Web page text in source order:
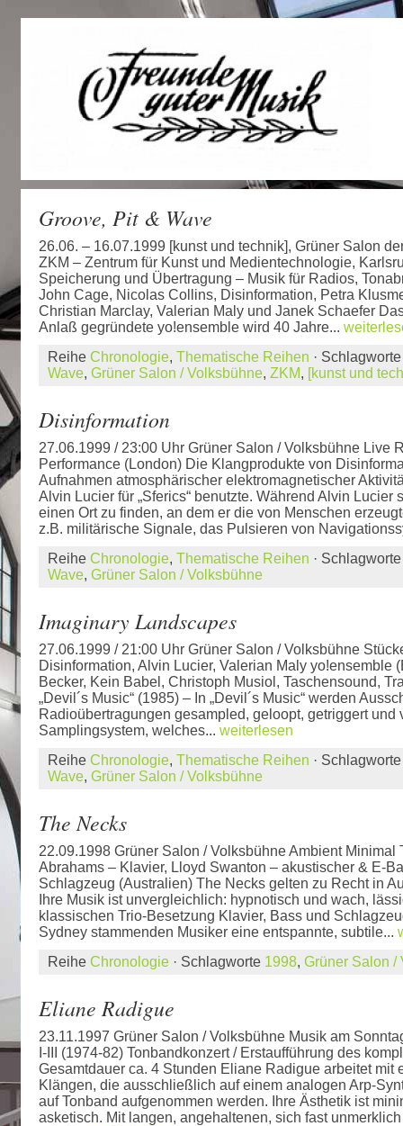
Groove, Pit & Wave
26.06. – 16.07.1999 [kunst und technik], Grüner Salon
ZKM – Zentrum für Kunst und Medientechnologie,
Speicherung und Übertragung – Musik für Radios,
John Cage, Nicolas Collins, Disinformation, Petra
Christian Marclay, Valerian Maly und Janek Schaefer
Anlaß gegründete yo!ensemble wird 40 Jahre...
Reihe Chronologie, Thematische Reihen ·
Wave, Grüner Salon / Volksbühne, ZKM, [kunst und
Disinformation
27.06.1999 / 23:00 Uhr Grüner Salon / Volksbühne Live
Performance (London) Die Klangprodukte von
Aufnahmen atmosphärischer elektromagnetischer
Alvin Lucier für „Sferics“ benutzte. Während Alvin Lucier
einen Ort zu finden, an dem er die von Menschen
z.B. militärische Signale, das Pulsieren von
Reihe Chronologie, Thematische Reihen ·
Wave, Grüner Salon / Volksbühne
Imaginary Landscapes
27.06.1999 / 21:00 Uhr Grüner Salon / Volksbühne
Disinformation, Alvin Lucier, Valerian Maly yo!ensemble
Becker, Kein Babel, Christoph Musiol, Taschensound,
„Devil´s Music“ (1985) – In „Devil´s Music“ werden
Radioübertragungen gesampled, geloopt, getriggert und
Samplingsystem, welches... weiterlesen
Reihe Chronologie, Thematische Reihen ·
Wave, Grüner Salon / Volksbühne
The Necks
22.09.1998 Grüner Salon / Volksbühne Ambient Minimal
Abrahams – Klavier, Lloyd Swanton – akustischer & E-
Schlagzeug (Australien) The Necks gelten zu Recht in
Ihre Musik ist unvergleichlich: hypnotisch und wach,
klassischen Trio-Besetzung Klavier, Bass und
Sydney stammenden Musiker eine entspannte, subtile...
Reihe Chronologie · Schlagworte 1998, Grüner Salon /
Eliane Radigue
23.11.1997 Grüner Salon / Volksbühne Musik am
I-III (1974-82) Tonbandkonzert / Erstaufführung des
Gesamtdauer ca. 4 Stunden Eliane Radigue arbeitet mit
Klängen, die ausschließlich auf einem analogen Arp-
auf Tonband aufgenommen werden. Ihre Ästhetik ist
asketisch. Mit langen, angehaltenen, sich fast